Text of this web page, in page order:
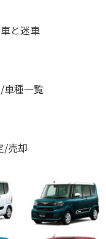
と迷車
車種一覧
/売却